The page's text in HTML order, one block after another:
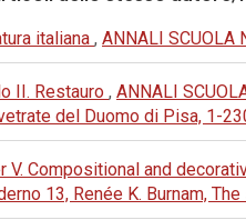
italiana , ANNALI SCUOLA
II. Restauro , ANNALI
del Duomo di Pisa, 1-
V. Compositional and
13, Renée K. Burnam,